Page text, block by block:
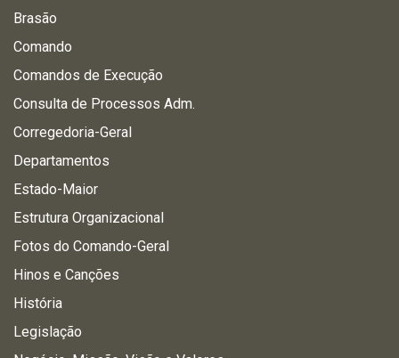
Brasão
Comando
Comandos de Execução
Consulta de Processos Adm.
Corregedoria-Geral
Departamentos
Estado-Maior
Estrutura Organizacional
Fotos do Comando-Geral
Hinos e Canções
História
Legislação